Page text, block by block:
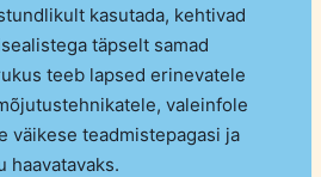
kasutada, kehtivad
täpselt samad
teeb lapsed erinevatele
valeinfole
väikese teadmistepagasi ja
haavatavaks.